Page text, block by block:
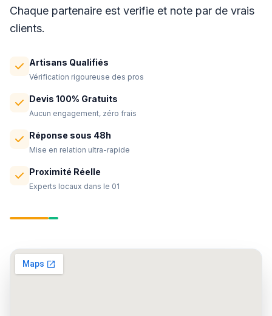
Chaque partenaire est verifie et note par de vrais
clients.
Artisans Qualifiés
Vérification rigoureuse des pros
Devis 100% Gratuits
Aucun engagement, zéro frais
Réponse sous 48h
Mise en relation ultra-rapide
Proximité Réelle
Experts locaux dans le 01